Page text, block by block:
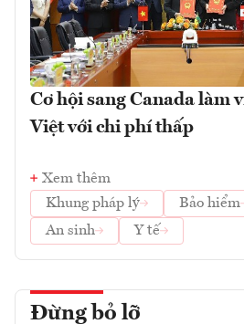
Cơ hội sang Canada làm
Việt với chi phí thấp
Xem thêm
Khung pháp lý
Bảo hiểm
An sinh
Y tế
Đừng bỏ lỡ